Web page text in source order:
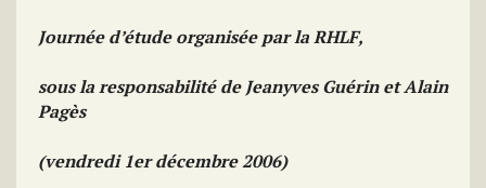
Journée d’étude organisée par la RHLF,
sous la responsabilité de Jeanyves Guérin et Alain
Pagès
(vendredi 1er décembre 2006)